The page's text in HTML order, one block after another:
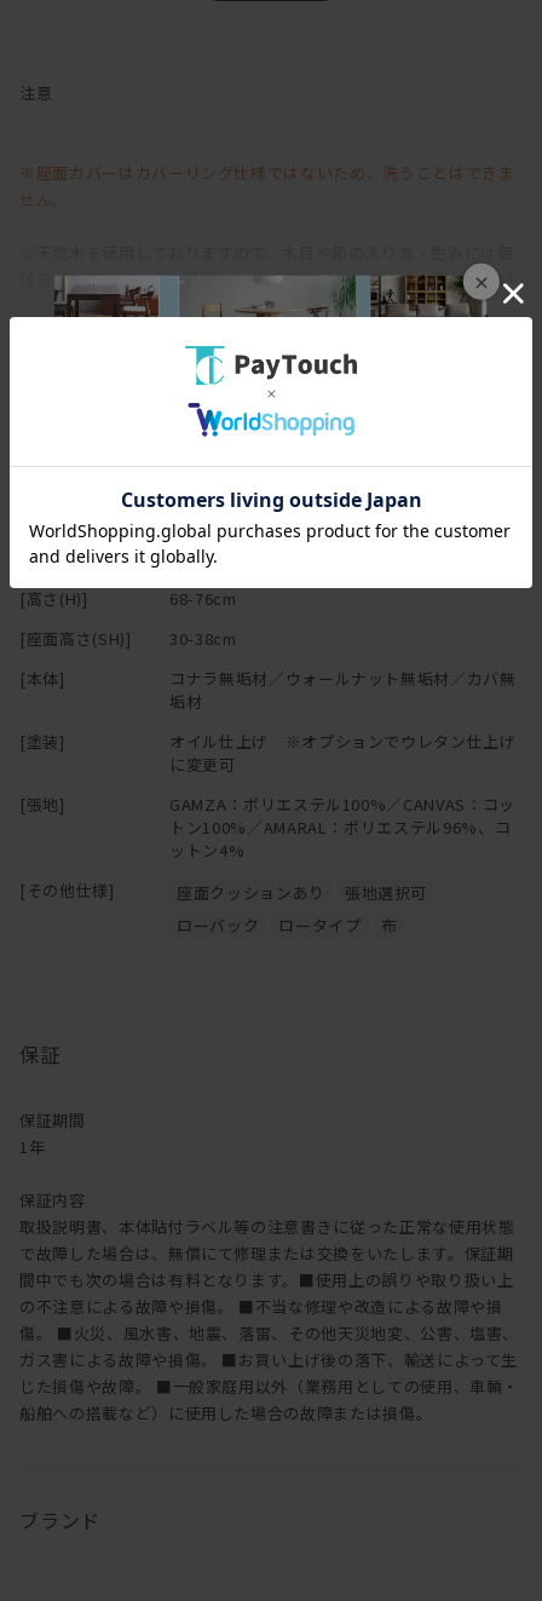
×
1人掛けでゆったり、
さらに、コーナータイプを組み合わせれば、
家族構成や季節・模様替えに合わせて、
柔軟に組み替えられるのも魅力です。
座面サイズは幅・奥行きともに約58cm。
背中にクッションを置けば、
奥行き約48cmでちょうどよいフィット感。
オプションでクッションをプラスしたら、
もちろんお持ちのクッションと合わせていただくのもおすすめで
フレームには、
コナラ・カバ・ウォールナットなどの無垢材を贅沢に使用。
後ろ姿にも自信アリ
幅を広く取った背もたれは存在感があり、背面も見せたくなる佇ま
直線的なフレーム構造に対して、角はなだらかに整え、
手触りも見た目にも柔らかさをプラス。
後ろから見ても、横から見てもすっきりとしていて美しいソファで
注意
※座面カバーはカバーリング仕様ではないため、洗うことはできま
せん。
体差があります。木の特性としてご理解いただけますようお願いい
たします。
[幅(W)]
60-180cm
[奥行(D)]
74cm
[高さ(H)]
68-76cm
[座面高さ(SH)]
30-38cm
[本体]
コナラ無垢材／ウォールナット無垢材／カバ無
垢材
[塗装]
オイル仕上げ ※オプションでウレタン仕上げ
に変更可
[張地]
GAMZA：ポリエステル100%／CANVAS：コッ
トン100%／AMARAL：ポリエステル96%、コ
ットン4%
[その他仕様]
座面クッションあり
張地選択可
ローバック
ロータイプ 布
保証
保証期間
1年
保証内容
取扱説明書、本体貼付ラベル等の注意書きに従った正常な使用状態
で故障した場合は、無償にて修理または交換をいたします。保証期
間中でも次の場合は有料となります。■使用上の誤りや取り扱い上
の不注意による故障や損傷。 ■不当な修理や改造による故障や損
傷。 ■火災、風水害、地震、落雷、その他天災地変、公害、塩害、
ガス害による故障や損傷。 ■お買い上げ後の落下、輸送によって生
じた損傷や故障。 ■一般家庭用以外（業務用としての使用、車輌・
船舶への搭載など）に使用した場合の故障または損傷。
ブランド